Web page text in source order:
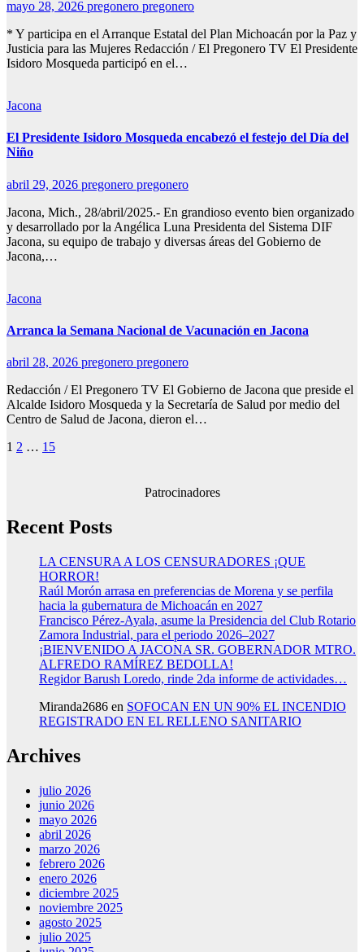
mayo 28, 2026 pregonero pregonero
* Y participa en el Arranque Estatal del Plan Michoacán por la Paz y
Justicia para las Mujeres Redacción / El Pregonero TV El Presidente
Isidoro Mosqueda participó en el…
Jacona
El Presidente Isidoro Mosqueda encabezó el festejo del Día del
Niño
abril 29, 2026 pregonero pregonero
Jacona, Mich., 28/abril/2025.- En grandioso evento bien organizado
y desarrollado por la Angélica Luna Presidenta del Sistema DIF
Jacona, su equipo de trabajo y diversas áreas del Gobierno de
Jacona,…
Jacona
Arranca la Semana Nacional de Vacunación en Jacona
abril 28, 2026 pregonero pregonero
Redacción / El Pregonero TV El Gobierno de Jacona que preside el
Alcalde Isidoro Mosqueda y la Secretaría de Salud por medio del
Centro de Salud de Jacona, dieron el…
Paginación
1 2 … 15
Patrocinadores
Recent Posts
LA CENSURA A LOS CENSURADORES ¡QUE
HORROR!
Raúl Morón arrasa en preferencias de Morena y se perfila
hacia la gubernatura de Michoacán en 2027
Francisco Pérez-Ayala, asume la Presidencia del Club Rotario
Zamora Industrial, para el periodo 2026–2027
¡BIENVENIDO A JACONA SR. GOBERNADOR MTRO.
ALFREDO RAMÍREZ BEDOLLA!
Regidor Barush Loredo, rinde 2da informe de actividades…
Miranda2686 en SOFOCAN EN UN 90% EL INCENDIO
REGISTRADO EN EL RELLENO SANITARIO
Archives
julio 2026
junio 2026
mayo 2026
abril 2026
marzo 2026
febrero 2026
enero 2026
diciembre 2025
noviembre 2025
agosto 2025
julio 2025